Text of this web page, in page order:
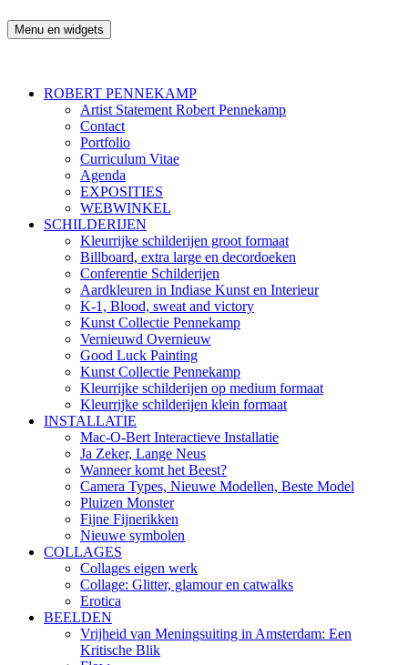
naar
Robert Pennekamp
Menu en widgets
ROBERT PENNEKAMP
Artist Statement Robert Pennekamp
Contact
Portfolio
Curriculum Vitae
Agenda
EXPOSITIES
WEBWINKEL
SCHILDERIJEN
Kleurrijke schilderijen groot formaat
Billboard, extra large en decordoeken
Conferentie Schilderijen
Aardkleuren in Indiase Kunst en Interieur
K-1, Blood, sweat and victory
Kunst Collectie Pennekamp
Vernieuwd Overnieuw
Good Luck Painting
Kunst Collectie Pennekamp
Kleurrijke schilderijen op medium formaat
Kleurrijke schilderijen klein formaat
INSTALLATIE
Mac-O-Bert Interactieve Installatie
Ja Zeker, Lange Neus
Wanneer komt het Beest?
Camera Types, Nieuwe Modellen, Beste Model
Pluizen Monster
Fijne Fijnerikken
Nieuwe symbolen
COLLAGES
Collages eigen werk
Collage: Glitter, glamour en catwalks
Erotica
BEELDEN
Vrijheid van Meningsuiting in Amsterdam: Een
Kritische Blik